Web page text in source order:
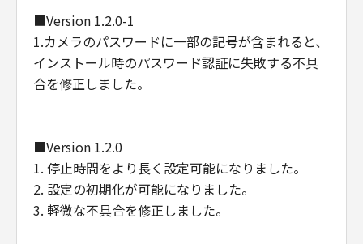
とができます。
(3) お客様が「本契約」のいずれかの条項
に違反した場合、「本契約」は直ちに終了
します。
ウェア」およびその複製物のすべてを廃棄
するものとします。
(5) 第1条(2)、第2条、および第4条から第7
条までの規定は、「本契約」の終了後も効
■Version 1.2.0-1
1.カメラのパスワードに一部の記号が含まれると、
インストール時のパスワード認証に失敗する不具
合を修正しました。
■Version 1.2.0
1. 停止時間をより長く設定可能になりました。
2. 設定の初期化が可能になりました。
3. 軽微な不具合を修正しました。